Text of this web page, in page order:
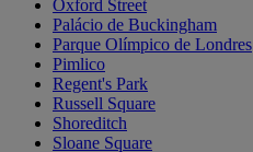
Oxford Street
Palácio de Buckingham
Parque Olímpico de Londres
Pimlico
Regent's Park
Russell Square
Shoreditch
Sloane Square